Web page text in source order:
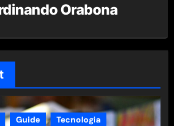
Orabona
Guide Tecnologia